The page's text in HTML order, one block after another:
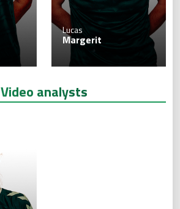
Lucas
Margerit
Video analysts